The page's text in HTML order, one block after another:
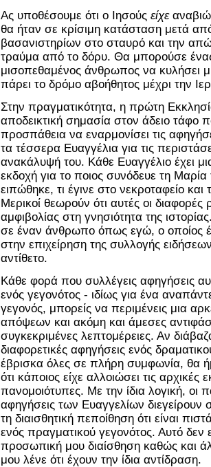
Ας υποθέσουμε ότι ο Ιησούς είχε
θα ήταν σε κρίσιμη κατάσταση μετά
βασανιστηρίων στο σταυρό και την
τραύμα από το δόρυ. Θα μπορούσε ένας
μισοπεθαμένος άνθρωπος να κυλήσει
πάρει το δρόμο αβοήθητος μέχρι την
Στην πραγματικότητα, η πρώτη
αποδεικτική σημασία στον άδειο τάφο
προσπάθεια να εναρμονίσει τις
τα τέσσερα Ευαγγέλια για τις
ανακάλυψή του. Κάθε Ευαγγέλιο έχει
εκδοχή για το ποιος συνόδευε τη
ειπώθηκε, τι έγινε στο νεκροταφείο και
Μερικοί θεωρούν ότι αυτές οι διαφορές
αμφιβολίας στη γνησιότητα της
σε έναν άνθρωπο όπως εγώ, ο οποίος
στην επιχείρηση της συλλογής
αντίθετο.
Κάθε φορά που συλλέγεις αφηγήσεις
ενός γεγονότος - ιδίως για ένα
γεγονός, μπορείς να περιμένεις μια
απόψεων και ακόμη και άμεσες
συγκεκριμένες λεπτομέρειες. Αν
διαφορετικές αφηγήσεις ενός
έβρισκα όλες σε πλήρη συμφωνία, θα
ότι κάποιος είχε αλλοιώσει τις αρχικές
πανομοιότυπες. Με την ίδια λογική, οι
αφηγήσεις των Ευαγγελίων διεγείρουν
τη διαισθητική πεποίθηση ότι είναι
ενός πραγματικού γεγονότος. Αυτό δεν
προσωπική μου διαίσθηση καθώς και
μου λένε ότι έχουν την ίδια αντίδραση.